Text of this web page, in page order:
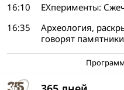
16:10
EXперименты:
16:35
Археология,
говорят памятники